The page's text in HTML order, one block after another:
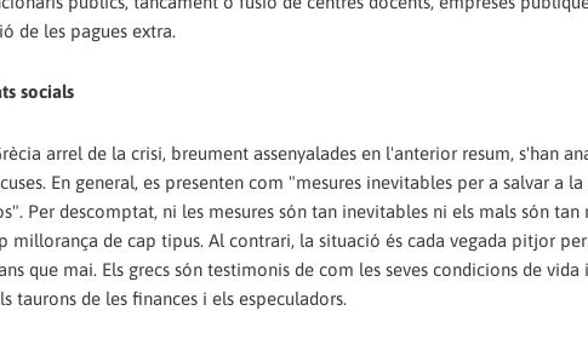
de les pagues extra.
socials
arrel de la crisi, breument assenyalades en l'anterior resum, s'han
En general, es presenten com "mesures inevitables per a salvar a
Per descomptat, ni les mesures són tan inevitables ni els mals són tan
millorança de cap tipus. Al contrari, la situació és cada vegada pitjor
que mai. Els grecs són testimonis de com les seves condicions de
taurons de les finances i els especuladors.